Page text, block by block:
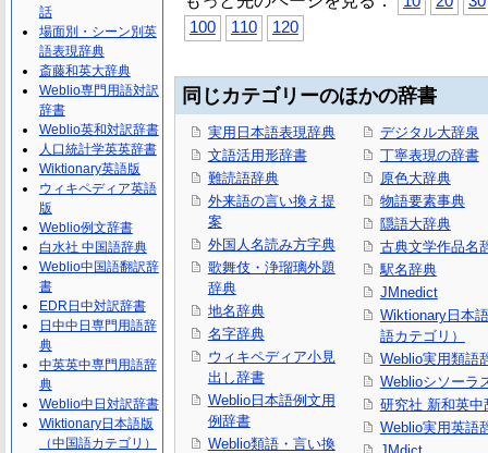
100
110 120
同じカテゴリーのほかの辞書
実用日本語表現辞典
文語活用形辞書
難読語辞典
外来語の言い換え提
案
外国人名読み方字典
歌舞伎・浄瑠璃外題
辞典
地名辞典
名字辞典
ウィキペディア小見
出し辞書
Weblio日本語例文用
例辞書
Weblio類語・言い換
デジタル大辞泉
丁寧表現の辞書
原色大辞典
物語要素事典
隠語大辞典
古典文学作品名
駅名辞典
JMnedict
Wiktionary日本
語カテゴリ）
Weblio実用類語
Weblioシソーラ
研究社 新和英中
Weblio実用英語
話
場面別・シーン別英
語表現辞典
斎藤和英大辞典
Weblio専門用語対訳
辞書
Weblio英和対訳辞書
人口統計学英英辞書
Wiktionary英語版
ウィキペディア英語
版
Weblio例文辞書
白水社 中国語辞典
Weblio中国語翻訳辞
書
EDR日中対訳辞書
日中中日専門用語辞
典
中英英中専門用語辞
典
Weblio中日対訳辞書
Wiktionary日本語版
（中国語カテゴリ）